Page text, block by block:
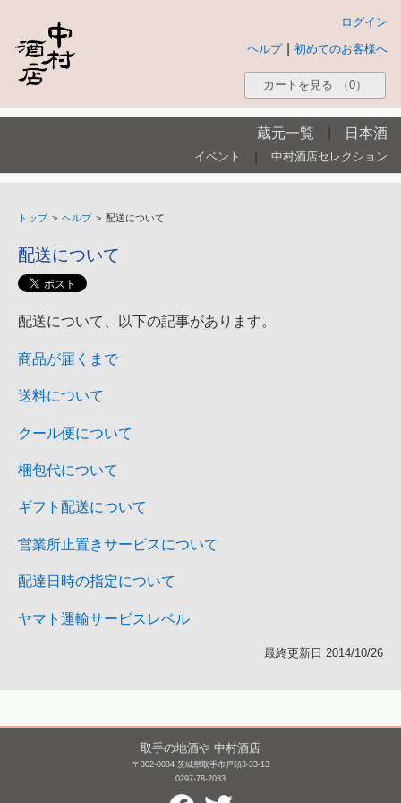
ログイン
初めてのお客様へ
ヘルプ
カートを見る （0）
蔵元一覧 日本酒
イベント 中村酒店セレクション
トップ > ヘルプ > 配送について
配送について
配送について、以下の記事があります。
商品が届くまで
送料について
クール便について
梱包代について
ギフト配送について
営業所止置きサービスについて
配達日時の指定について
ヤマト運輸サービスレベル
最終更新日 2014/10/26
取手の地酒や 中村酒店
〒302-0034 茨城県取手市戸頭3-33-13
0297-78-2033